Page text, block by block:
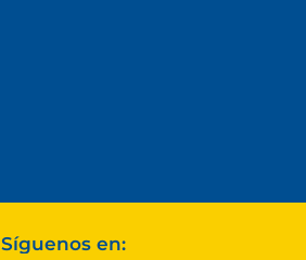
Síguenos en: